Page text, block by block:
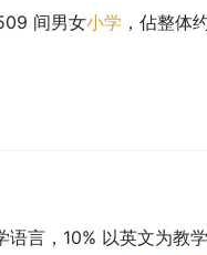
间男女小学 ，佔整体
言，10% 以英文为教